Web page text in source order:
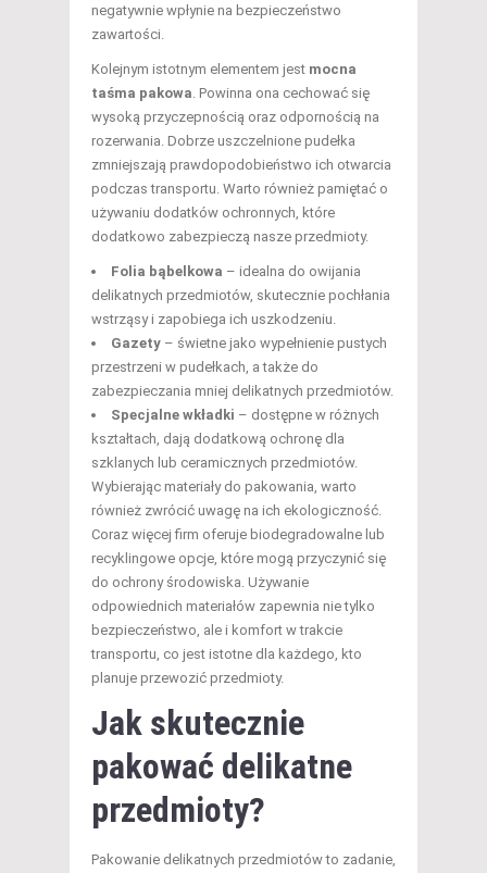
negatywnie wpłynie na bezpieczeństwo
zawartości.
Kolejnym istotnym elementem jest mocna
taśma pakowa . Powinna ona cechować się
wysoką przyczepnością oraz odpornością na
rozerwania. Dobrze uszczelnione pudełka
zmniejszają prawdopodobieństwo ich otwarcia
podczas transportu. Warto również pamiętać o
używaniu dodatków ochronnych, które
dodatkowo zabezpieczą nasze przedmioty.
Folia bąbelkowa – idealna do owijania
delikatnych przedmiotów, skutecznie pochłania
wstrząsy i zapobiega ich uszkodzeniu.
Gazety – świetne jako wypełnienie pustych
przestrzeni w pudełkach, a także do
zabezpieczania mniej delikatnych przedmiotów.
Specjalne wkładki – dostępne w różnych
kształtach, dają dodatkową ochronę dla
szklanych lub ceramicznych przedmiotów.
Wybierając materiały do pakowania, warto
również zwrócić uwagę na ich ekologiczność.
Coraz więcej firm oferuje biodegradowalne lub
recyklingowe opcje, które mogą przyczynić się
do ochrony środowiska. Używanie
odpowiednich materiałów zapewnia nie tylko
bezpieczeństwo, ale i komfort w trakcie
transportu, co jest istotne dla każdego, kto
planuje przewozić przedmioty.
Jak skutecznie
pakować delikatne
przedmioty?
Pakowanie delikatnych przedmiotów to zadanie,